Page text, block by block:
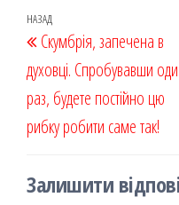
k on
я
Навігація
записів
Попередній
запис
НАЗАД
Скумбрія, запечена в
духовці. Спробувавши
раз, будете постійно цю
рибку робити саме так!
Залишити